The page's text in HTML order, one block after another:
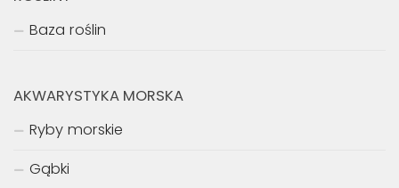
Baza roślin
AKWARYSTYKA MORSKA
Ryby morskie
Gąbki